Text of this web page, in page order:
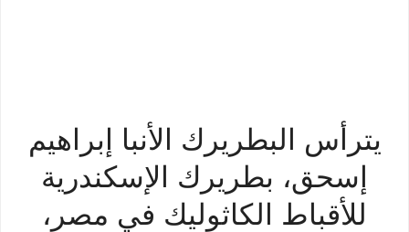
يترأس البطريرك الأنبا إبراهيم
إسحق، بطريرك الإسكندرية
للأقباط الكاثوليك في مصر،